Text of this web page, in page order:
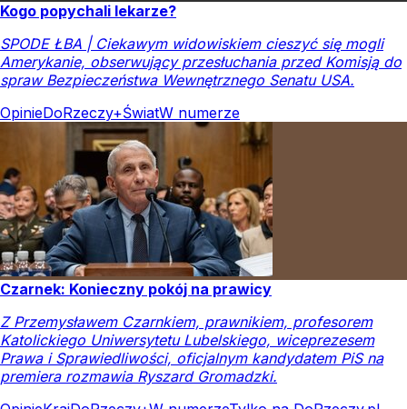
Kogo popychali lekarze?
SPODE ŁBA | Ciekawym widowiskiem cieszyć się mogli
Amerykanie, obserwujący przesłuchania przed Komisją do
spraw Bezpieczeństwa Wewnętrznego Senatu USA.
OpinieDoRzeczy+ŚwiatW numerze
Czarnek: Konieczny pokój na prawicy
Z Przemysławem Czarnkiem, prawnikiem, profesorem
Katolickiego Uniwersytetu Lubelskiego, wiceprezesem
Prawa i Sprawiedliwości, oficjalnym kandydatem PiS na
premiera rozmawia Ryszard Gromadzki.